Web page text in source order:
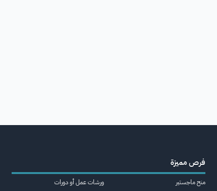
فرص مميزة
منح ماجستير
ورشات عمل أو دورات